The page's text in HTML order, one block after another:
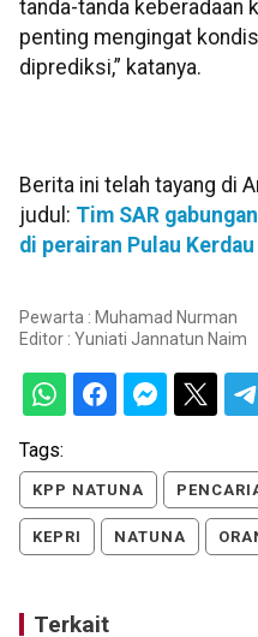
tanda-tanda keberadaan
penting mengingat
diprediksi,” katanya.
Berita ini telah tayang di
judul: Tim SAR
di perairan Pulau Kerdau
Pewarta : Muhamad Nurman
Editor : Yuniati Jannatun Naim
Tags:
KPP NATUNA
KEPRI NATUNA
Terkait